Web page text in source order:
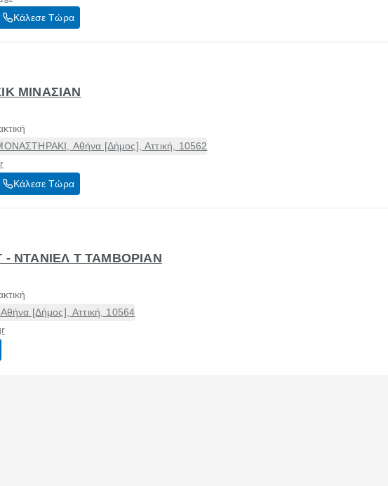
Κάλεσε Τώρα
ΜΙΝΑΣΙΑΝ
Αθήνα [Δήμος], Αττική, 10562
Κάλεσε Τώρα
- ΝΤΑΝΙΕΛ Τ ΤΑΜΒΟΡΙΑΝ
[Δήμος], Αττική, 10564